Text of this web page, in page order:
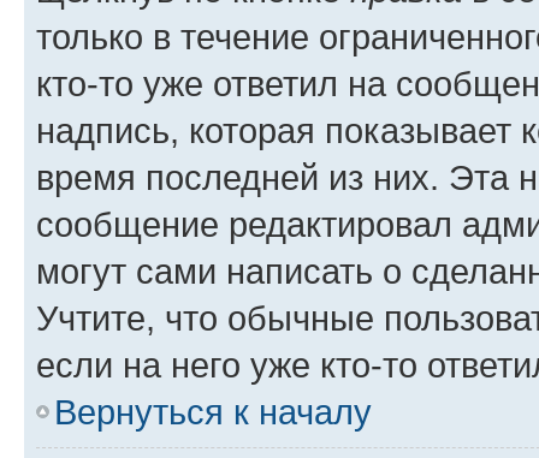
только в течение
кто-то уже ответил на
надпись, которая показывает
время последней из них. Эта
сообщение редактировал
могут сами написать о
Учтите, что обычные
если на него уже кто-то
Вернуться к началу